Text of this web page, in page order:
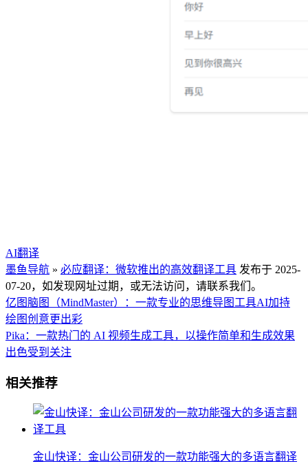
AI翻译
墨鱼导航 » 必应翻译：微软推出的高效翻译工具 发布于 2025-
07-20，如发现网址过期，或无法访问，请联系我们。
亿图脑图（MindMaster）：一款专业的思维导图工具AI加持
绘图创意更出彩
Pika：一款热门的 AI 视频生成工具，以操作简单和生成效果
出色受到关注
相关推荐
金山快译：金山公司研发的一款功能强大的多语言翻译